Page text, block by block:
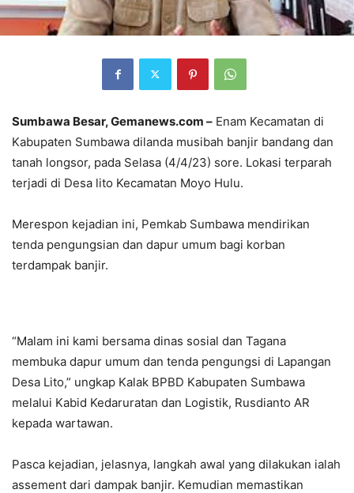
Sumbawa Besar, Gemanews.com – Enam Kecamatan di
Kabupaten Sumbawa dilanda musibah banjir bandang dan
tanah longsor, pada Selasa (4/4/23) sore. Lokasi terparah
terjadi di Desa lito Kecamatan Moyo Hulu.
Merespon kejadian ini, Pemkab Sumbawa mendirikan
tenda pengungsian dan dapur umum bagi korban
terdampak banjir.
“Malam ini kami bersama dinas sosial dan Tagana
membuka dapur umum dan tenda pengungsi di Lapangan
Desa Lito,” ungkap Kalak BPBD Kabupaten Sumbawa
melalui Kabid Kedaruratan dan Logistik, Rusdianto AR
kepada wartawan.
Pasca kejadian, jelasnya, langkah awal yang dilakukan ialah
assement dari dampak banjir. Kemudian memastikan